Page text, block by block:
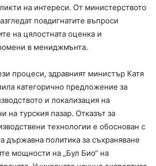
на интереси. От министерството
повдигнатите въпроси
на цялостната оценка и
в мениджмънта.
процеси, здравният министър Катя
категорично предложение за
и локализация на
на турския пазар. Отказът за
технологии е обоснован с
държавна политика за съхраняване
мощности на „Бул Био“ на